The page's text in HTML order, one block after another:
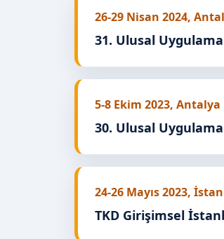
26-29 Nisan 2024,
31. Ulusal
5-8 Ekim 2023, Antalya
30. Ulusal
24-26 Mayıs 2023,
TKD Girişimsel